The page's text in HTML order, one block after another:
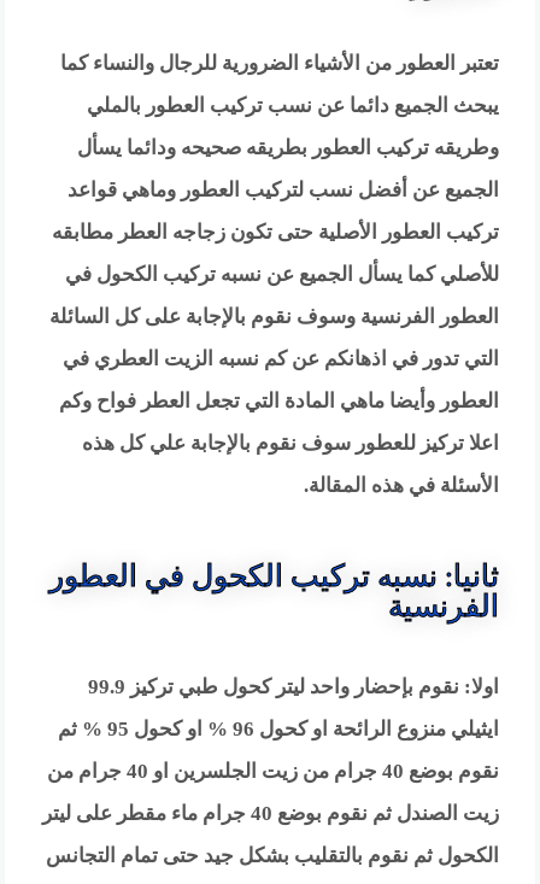
تعتبر العطور من الأشياء الضرورية للرجال والنساء كما
يبحث الجميع دائما عن نسب تركيب العطور بالملي
وطريقه تركيب العطور بطريقه صحيحه ودائما يسأل
الجميع عن أفضل نسب لتركيب العطور وماهي قواعد
تركيب العطور الأصلية حتى تكون زجاجه العطر مطابقه
للأصلي كما يسأل الجميع عن نسبه تركيب الكحول في
العطور الفرنسية وسوف نقوم بالإجابة على كل السائلة
التي تدور في اذهانكم عن كم نسبه الزيت العطري في
العطور وأيضا ماهي المادة التي تجعل العطر فواح وكم
اعلا تركيز للعطور سوف نقوم بالإجابة علي كل هذه
الأسئلة في هذه المقالة.
ثانيا: نسبه تركيب الكحول في العطور
الفرنسية
اولا: نقوم بإحضار واحد ليتر كحول طبي تركيز 99.9
ايثيلي منزوع الرائحة او كحول 96 % او كحول 95 % ثم
نقوم بوضع 40 جرام من زيت الجلسرين او 40 جرام من
زيت الصندل ثم نقوم بوضع 40 جرام ماء مقطر على ليتر
الكحول ثم نقوم بالتقليب بشكل جيد حتى تمام التجانس